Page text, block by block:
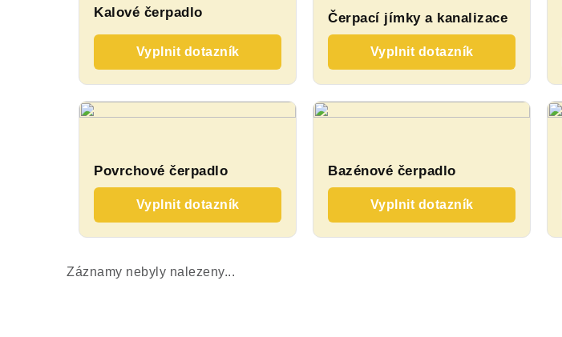
Kalové čerpadlo
Vyplnit dotazník
Čerpací jímky a kanalizace
Vyplnit dotazník
Povrchové čerpadlo
Vyplnit dotazník
Bazénové čerpadlo
Vyplnit dotazník
Záznamy nebyly nalezeny...